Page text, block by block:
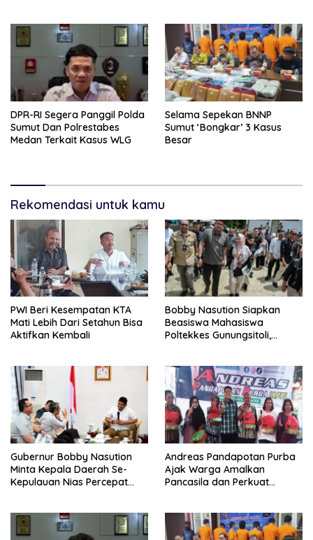
DPR-RI Segera Panggil Polda
Sumut Dan Polrestabes
Medan Terkait Kasus WLG
Selama Sepekan BNNP
Sumut ‘Bongkar’ 3 Kasus
Besar
Rekomendasi untuk kamu
PWI Beri Kesempatan KTA
Mati Lebih Dari Setahun Bisa
Aktifkan Kembali
Bobby Nasution Siapkan
Beasiswa Mahasiswa
Poltekkes Gunungsitoli,
Gubernur Bobby Nasution
Minta Kepala Daerah Se-
Kepulauan Nias Percepat
Andreas Pandapotan Purba
Ajak Warga Amalkan
Pancasila dan Perkuat